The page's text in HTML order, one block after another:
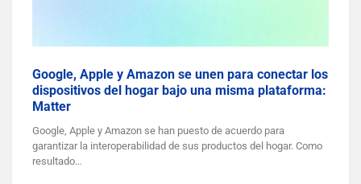
Google, Apple y Amazon se unen para conectar los
dispositivos del hogar bajo una misma plataforma:
Matter
Google, Apple y Amazon se han puesto de acuerdo para
garantizar la interoperabilidad de sus productos del hogar. Como
resultado…